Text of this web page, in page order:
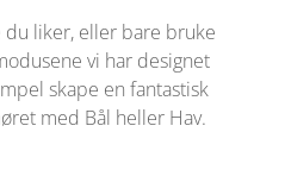
du liker, eller bare bruke
vi har designet
skape en fantastisk
med Bål heller Hav.